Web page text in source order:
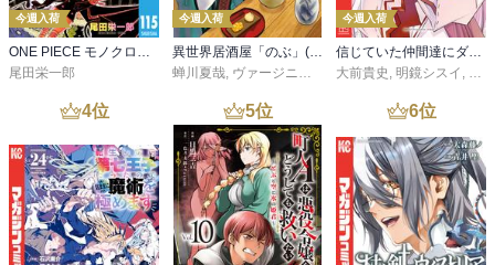
今週入荷
ONE PIECE モノクロ版 115
尾田栄一郎
今週入荷
異世界居酒屋「のぶ」(22)
蝉川夏哉, ヴァージニア二等兵 ,転
今週入荷
信じていた仲間達にダンジョン奥地で殺されかけたがギフト『無限ガチャ』でレベル９９９９の仲間達を手に入れて元パーティーメンバーと世界に復讐＆『ざまぁ！』します！（２３）
大前貴史 , 明鏡シスイ , ｔ
4位 5位 6位